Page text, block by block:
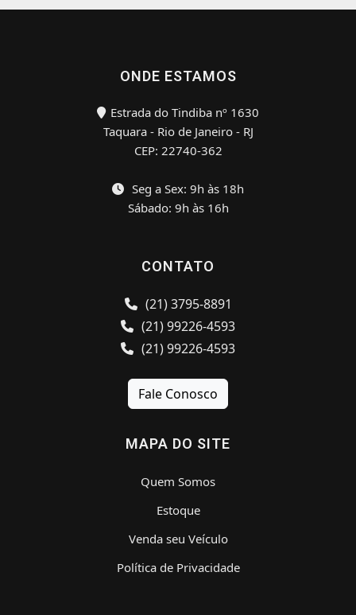
ONDE ESTAMOS
Estrada do Tindiba nº 1630
Taquara - Rio de Janeiro - RJ
CEP: 22740-362
Seg a Sex: 9h às 18h
Sábado: 9h às 16h
CONTATO
(21) 3795-8891
(21) 99226-4593
(21) 99226-4593
Fale Conosco
MAPA DO SITE
Quem Somos
Estoque
Venda seu Veículo
Política de Privacidade